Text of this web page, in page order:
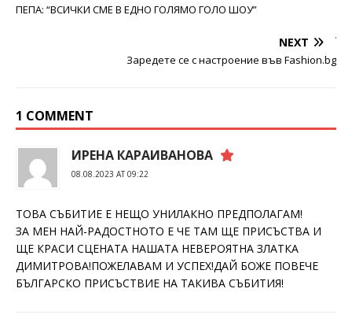
ПЕПА: “ВСИЧКИ СМЕ В ЕДНО ГОЛЯМО ГОЛО ШОУ”
NEXT
Заредете се с настроение във Fashion.bg
1 COMMENT
ИРЕНА КАРАИВАНОВА
08.08.2023 AT 09:22
ТОВА СЪБИТИЕ Е НЕЩО УНИЛАКНО ПРЕДПОЛАГАМ!
ЗА МЕН НАЙ-РАДОСТНОТО Е ЧЕ ТАМ ЩЕ ПРИСЪСТВА И
ЩЕ КРАСИ СЦЕНАТА НАШАТА НЕВЕРОЯТНА ЗЛАТКА
ДИМИТРОВА!ПОЖЕЛАВАМ И УСПЕХ!ДАЙ БОЖЕ ПОВЕЧЕ
БЪЛГАРСКО ПРИСЪСТВИЕ НА ТАКИВА СЪБИТИЯ!